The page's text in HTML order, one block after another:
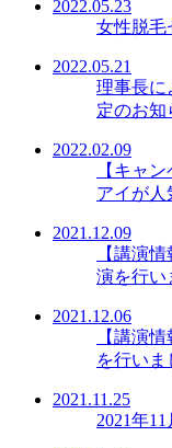
2022.05.23
女性脱毛
2022.05.21
理事長に
定のお知
2022.02.09
【キャ
アイが人
2021.12.09
【講演
演を行い
2021.12.06
【講演
を行いま
2021.11.25
2021年